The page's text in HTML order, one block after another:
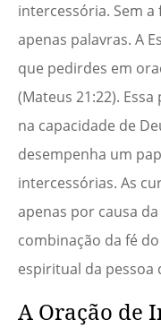
intercessória. Sem
apenas palavras. A
que pedirdes em
(Mateus 21:22).
na capacidade de
desempenha um
intercessórias. As
apenas por causa
combinação da fé
espiritual da pessoa
A Oração de